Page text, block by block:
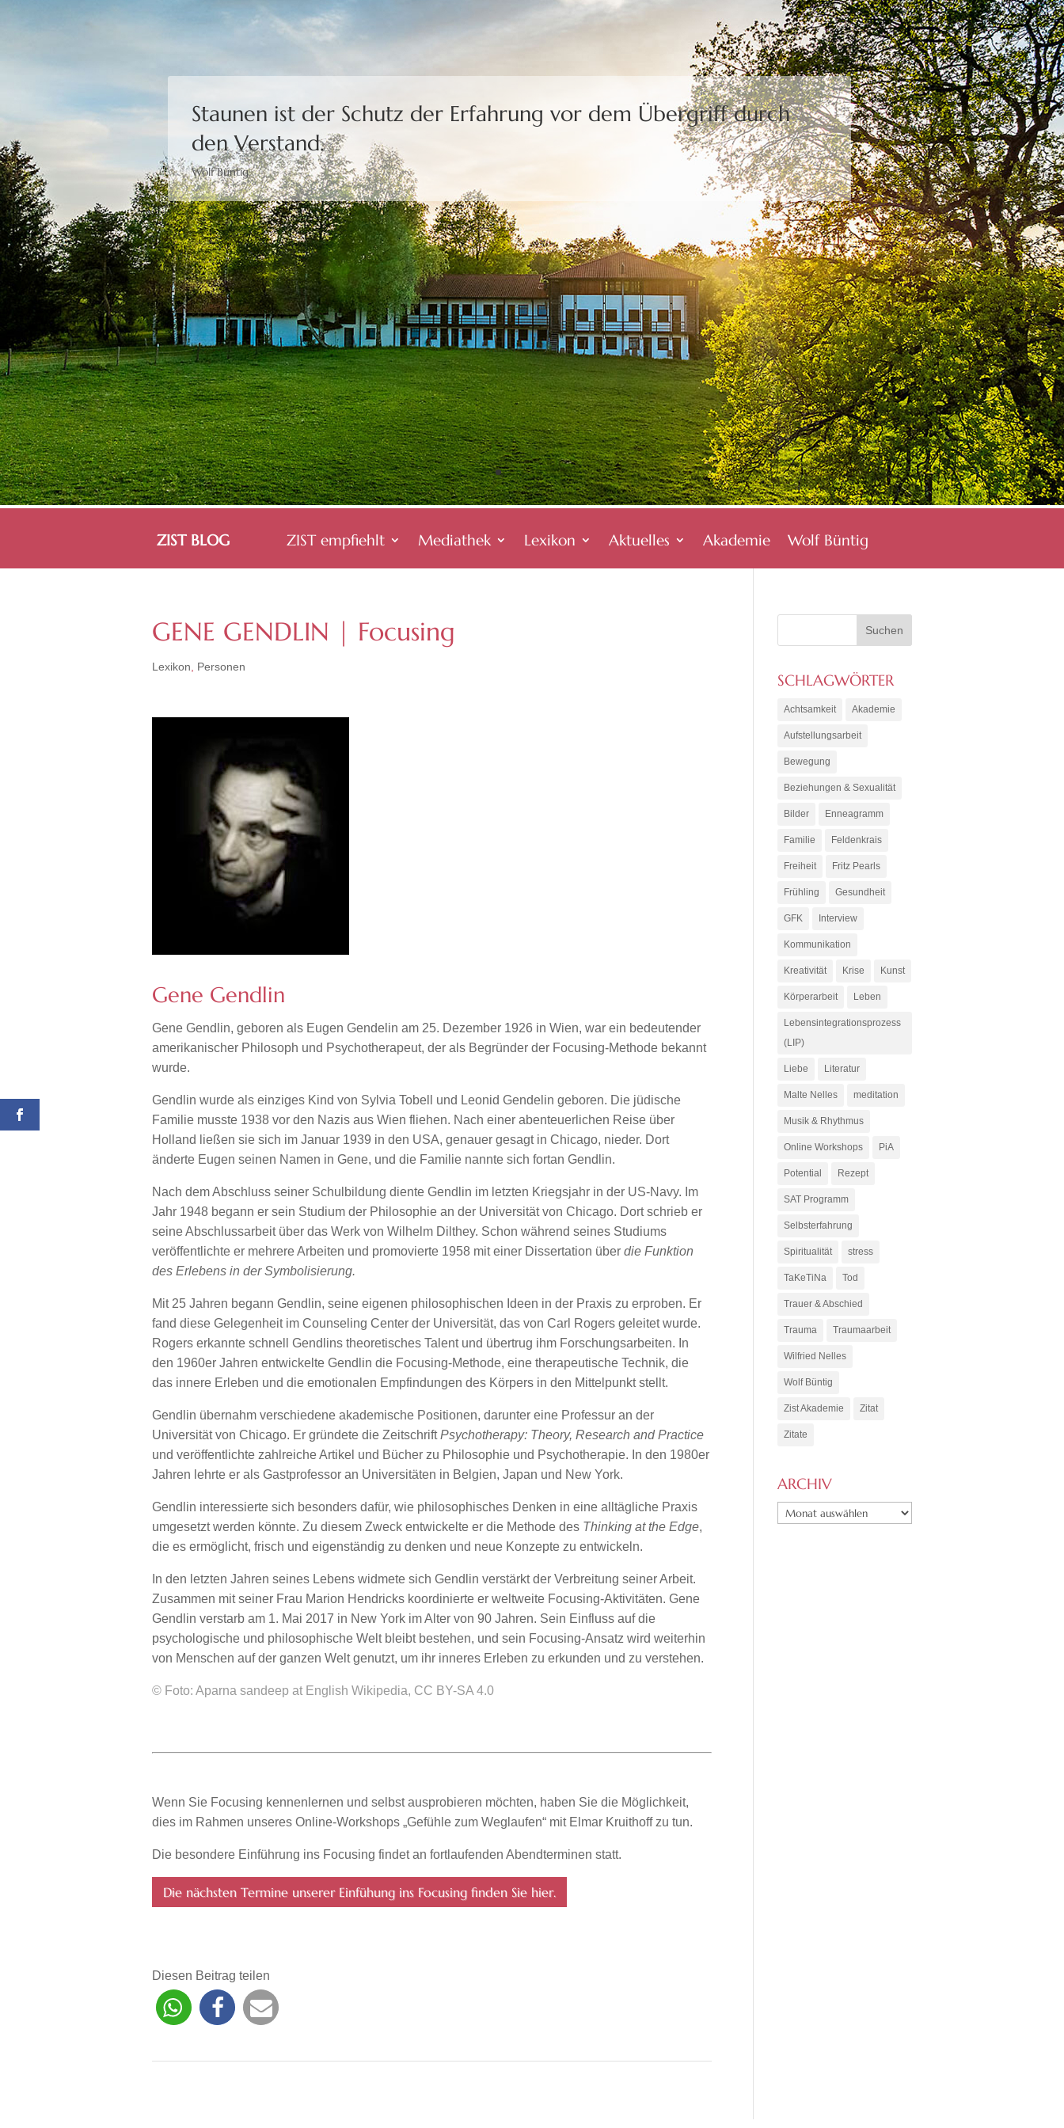
Staunen ist der Schutz der Erfahrung vor dem Übergriff durch
den Verstand.
Wolf Büntig
Bewusstheit gibt uns die Freiheit,eine Wahl zu treffen.
Moshé Feldenkrais
ZIST BLOG ZIST empfiehlt Mediathek Lexikon Aktuelles Akademie Wolf Büntig
GENE GENDLIN | Focusing
Lexikon Personen
Gene Gendlin
Gene Gendlin, geboren als Eugen Gendelin am 25. Dezember 1926 in Wien, war ein bedeutender
amerikanischer Philosoph und Psychotherapeut, der als Begründer der Focusing-Methode bekannt
wurde.
Gendlin wurde als einziges Kind von Sylvia Tobell und Leonid Gendelin geboren. Die jüdische
Familie musste 1938 vor den Nazis aus Wien fliehen. Nach einer abenteuerlichen Reise über
Holland ließen sie sich im Januar 1939 in den USA, genauer gesagt in Chicago, nieder. Dort
änderte Eugen seinen Namen in Gene, und die Familie nannte sich fortan Gendlin.
Nach dem Abschluss seiner Schulbildung diente Gendlin im letzten Kriegsjahr in der US-Navy. Im
Jahr 1948 begann er sein Studium der Philosophie an der Universität von Chicago. Dort schrieb er
seine Abschlussarbeit über das Werk von Wilhelm Dilthey. Schon während seines Studiums
veröffentlichte er mehrere Arbeiten und promovierte 1958 mit einer Dissertation über die Funktion
des Erlebens in der Symbolisierung.
Mit 25 Jahren begann Gendlin, seine eigenen philosophischen Ideen in der Praxis zu erproben. Er
fand diese Gelegenheit im Counseling Center der Universität, das von Carl Rogers geleitet wurde.
Rogers erkannte schnell Gendlins theoretisches Talent und übertrug ihm Forschungsarbeiten. In
den 1960er Jahren entwickelte Gendlin die Focusing-Methode, eine therapeutische Technik, die
das innere Erleben und die emotionalen Empfindungen des Körpers in den Mittelpunkt stellt.
Gendlin übernahm verschiedene akademische Positionen, darunter eine Professur an der
Universität von Chicago. Er gründete die ZeitschriftPsychotherapy: Theory, Research and Practice
und veröffentlichte zahlreiche Artikel und Bücher zu Philosophie und Psychotherapie. In den 1980er
Jahren lehrte er als Gastprofessor an Universitäten in Belgien, Japan und New York.
Gendlin interessierte sich besonders dafür, wie philosophisches Denken in eine alltägliche Praxis
umgesetzt werden könnte. Zu diesem Zweck entwickelte er die Methode des Thinking at the Edge,
die es ermöglicht, frisch und eigenständig zu denken und neue Konzepte zu entwickeln.
In den letzten Jahren seines Lebens widmete sich Gendlin verstärkt der Verbreitung seiner Arbeit.
Zusammen mit seiner Frau Marion Hendricks koordinierte er weltweite Focusing-Aktivitäten. Gene
Gendlin verstarb am 1. Mai 2017 in New York im Alter von 90 Jahren. Sein Einfluss auf die
psychologische und philosophische Welt bleibt bestehen, und sein Focusing-Ansatz wird weiterhin
von Menschen auf der ganzen Welt genutzt, um ihr inneres Erleben zu erkunden und zu verstehen.
© Foto: Aparna sandeep at English Wikipedia, CC BY-SA 4.0
Wenn Sie Focusing kennenlernen und selbst ausprobieren möchten, haben Sie die Möglichkeit,
dies im Rahmen unseres Online-Workshops „Gefühle zum Weglaufen“ mit Elmar Kruithoff zu tun.
Die besondere Einführung ins Focusing findet an fortlaufenden Abendterminen statt.
Die nächsten Termine unserer Einfühung ins Focusing finden Sie hier.
Diesen Beitrag teilen
SCHLAGWÖRTER
Achtsamkeit Akademie
Aufstellungsarbeit
Bewegung
Beziehungen & Sexualität
Bilder Enneagramm
Familie Feldenkrais
Freiheit Fritz Pearls
Frühling Gesundheit
GFK Interview
Kommunikation
Kreativität Krise Kunst
Körperarbeit Leben
Lebensintegrationsprozess
(LIP)
Liebe Literatur
Malte Nelles meditation
Musik & Rhythmus
Online Workshops PiA
Potential Rezept
SAT Programm
Selbsterfahrung
Spiritualität stress
TaKeTiNa Tod
Trauer & Abschied
Trauma Traumaarbeit
Wilfried Nelles
Wolf Büntig
Zist Akademie Zitat
Zitate
ARCHIV
ARCHIV